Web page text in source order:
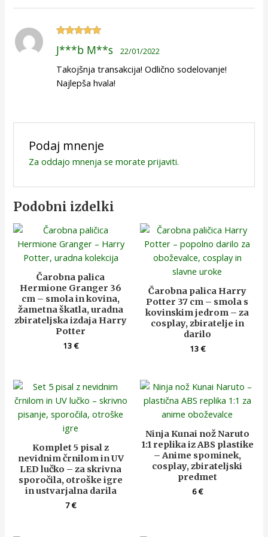
od 5
J***b M**s 22/01/2022
Takojšnja transakcija! Odlično sodelovanje!
Najlepša hvala!
Podaj mnenje
Za oddajo mnenja se morate prijaviti.
Podobni izdelki
Čarobna palica
Hermione Granger 36
cm – smola in kovina,
žametna škatla, uradna
zbirateljska izdaja Harry
Potter
13€
Čarobna palica Harry
Potter 37 cm – smola s
kovinskim jedrom – za
cosplay, zbiratelje in
darilo
13€
Komplet 5 pisal z
nevidnim črnilom in UV
LED lučko – za skrivna
sporočila, otroške igre
in ustvarjalna darila
7€
Ninja Kunai nož Naruto
1:1 replika iz ABS plastike
– Anime spominek,
cosplay, zbirateljski
predmet
6€